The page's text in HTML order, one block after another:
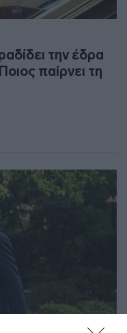
την έδρα
παίρνει τη